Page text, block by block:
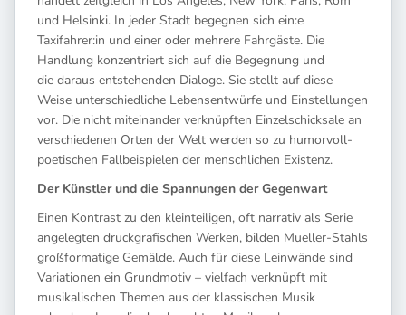
und Helsinki. In jeder Stadt begegnen sich ein:e
Taxifahrer:in und einer oder mehrere Fahrgäste. Die
Handlung konzentriert sich auf die Begegnung und
die daraus entstehenden Dialoge. Sie stellt auf diese
Weise unterschiedliche Lebensentwürfe und Einstellungen
vor. Die nicht miteinander verknüpften Einzelschicksale an
verschiedenen Orten der Welt werden so zu humorvoll-
poetischen Fallbeispielen der menschlichen Existenz.
Der Künstler und die Spannungen der Gegenwart
Einen Kontrast zu den kleinteiligen, oft narrativ als Serie
angelegten druckgrafischen Werken, bilden Mueller-Stahls
großformatige Gemälde. Auch für diese Leinwände sind
Variationen ein Grundmotiv – vielfach verknüpft mit
musikalischen Themen aus der klassischen Musik